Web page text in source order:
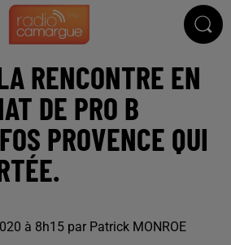
RENCONTRE EN
DE PRO B
PROVENCE QUI
à 8h15 par Patrick MONROE